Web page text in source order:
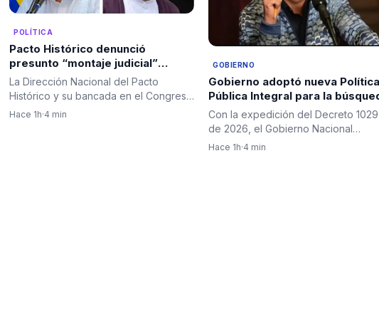
POLÍTICA
Pacto Histórico denunció
presunto “montaje judicial”
contra Gustavo Petro e Iván
Cepeda y pidió garantías a la
La Dirección Nacional del Pacto
Histórico y su bancada en el Congreso
emitieron un comunicado…
Hace 1h·4 min
GOBIERNO
Gobierno adoptó nueva Política
Pública Integral para la
e identificación de personas
desaparecidas en Colombia
Con la expedición del Decreto 1029
de 2026, el Gobierno Nacional
incorporó al ordenamiento jurídico…
Hace 1h·4 min